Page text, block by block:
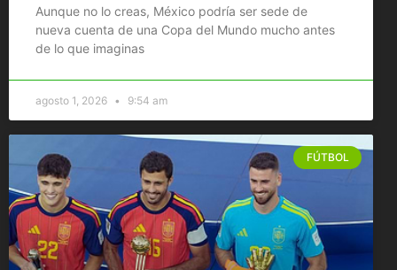
Aunque no lo creas, México podría ser sede de
nueva cuenta de una Copa del Mundo mucho antes
de lo que imaginas
agosto 1, 2026 9:54 am
FÚTBOL